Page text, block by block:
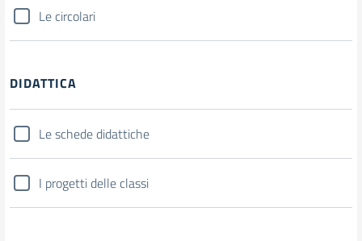
Le circolari
DIDATTICA
Le schede didattiche
I progetti delle classi